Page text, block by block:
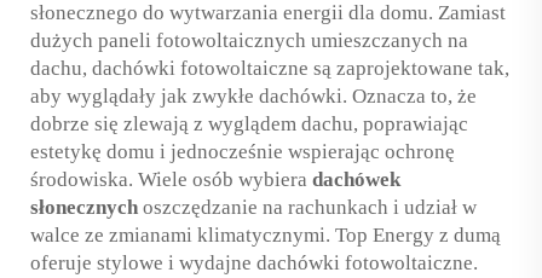
słonecznego do wytwarzania energii dla domu. Zamiast
dużych paneli fotowoltaicznych umieszczanych na
dachu, dachówki fotowoltaiczne są zaprojektowane tak,
aby wyglądały jak zwykłe dachówki. Oznacza to, że
dobrze się zlewają z wyglądem dachu, poprawiając
estetykę domu i jednocześnie wspierając ochronę
środowiska. Wiele osób wybiera dachówek
słonecznych oszczędzanie na rachunkach i udział w
walce ze zmianami klimatycznymi. Top Energy z dumą
oferuje stylowe i wydajne dachówki fotowoltaiczne.